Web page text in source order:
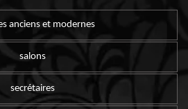
anciens et modernes
salons
secrétaires